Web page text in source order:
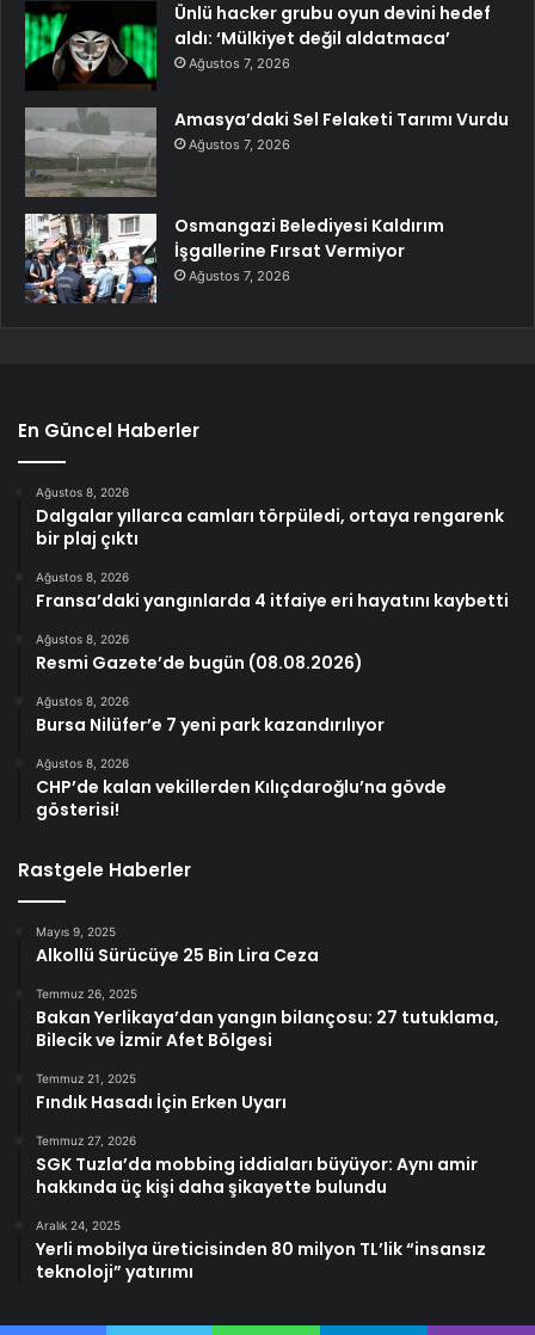
Ünlü hacker grubu oyun devini hedef
aldı: ‘Mülkiyet değil aldatmaca’
Ağustos 7, 2026
Amasya’daki Sel Felaketi Tarımı Vurdu
Ağustos 7, 2026
Osmangazi Belediyesi Kaldırım
İşgallerine Fırsat Vermiyor
Ağustos 7, 2026
En Güncel Haberler
Ağustos 8, 2026
Dalgalar yıllarca camları törpüledi, ortaya rengarenk
bir plaj çıktı
Ağustos 8, 2026
Fransa’daki yangınlarda 4 itfaiye eri hayatını kaybetti
Ağustos 8, 2026
Resmi Gazete’de bugün (08.08.2026)
Ağustos 8, 2026
Bursa Nilüfer’e 7 yeni park kazandırılıyor
Ağustos 8, 2026
CHP’de kalan vekillerden Kılıçdaroğlu’na gövde
gösterisi!
Rastgele Haberler
Mayıs 9, 2025
Alkollü Sürücüye 25 Bin Lira Ceza
Temmuz 26, 2025
Bakan Yerlikaya’dan yangın bilançosu: 27 tutuklama,
Bilecik ve İzmir Afet Bölgesi
Temmuz 21, 2025
Fındık Hasadı İçin Erken Uyarı
Temmuz 27, 2026
SGK Tuzla’da mobbing iddiaları büyüyor: Aynı amir
hakkında üç kişi daha şikayette bulundu
Aralık 24, 2025
Yerli mobilya üreticisinden 80 milyon TL’lik “insansız
teknoloji” yatırımı